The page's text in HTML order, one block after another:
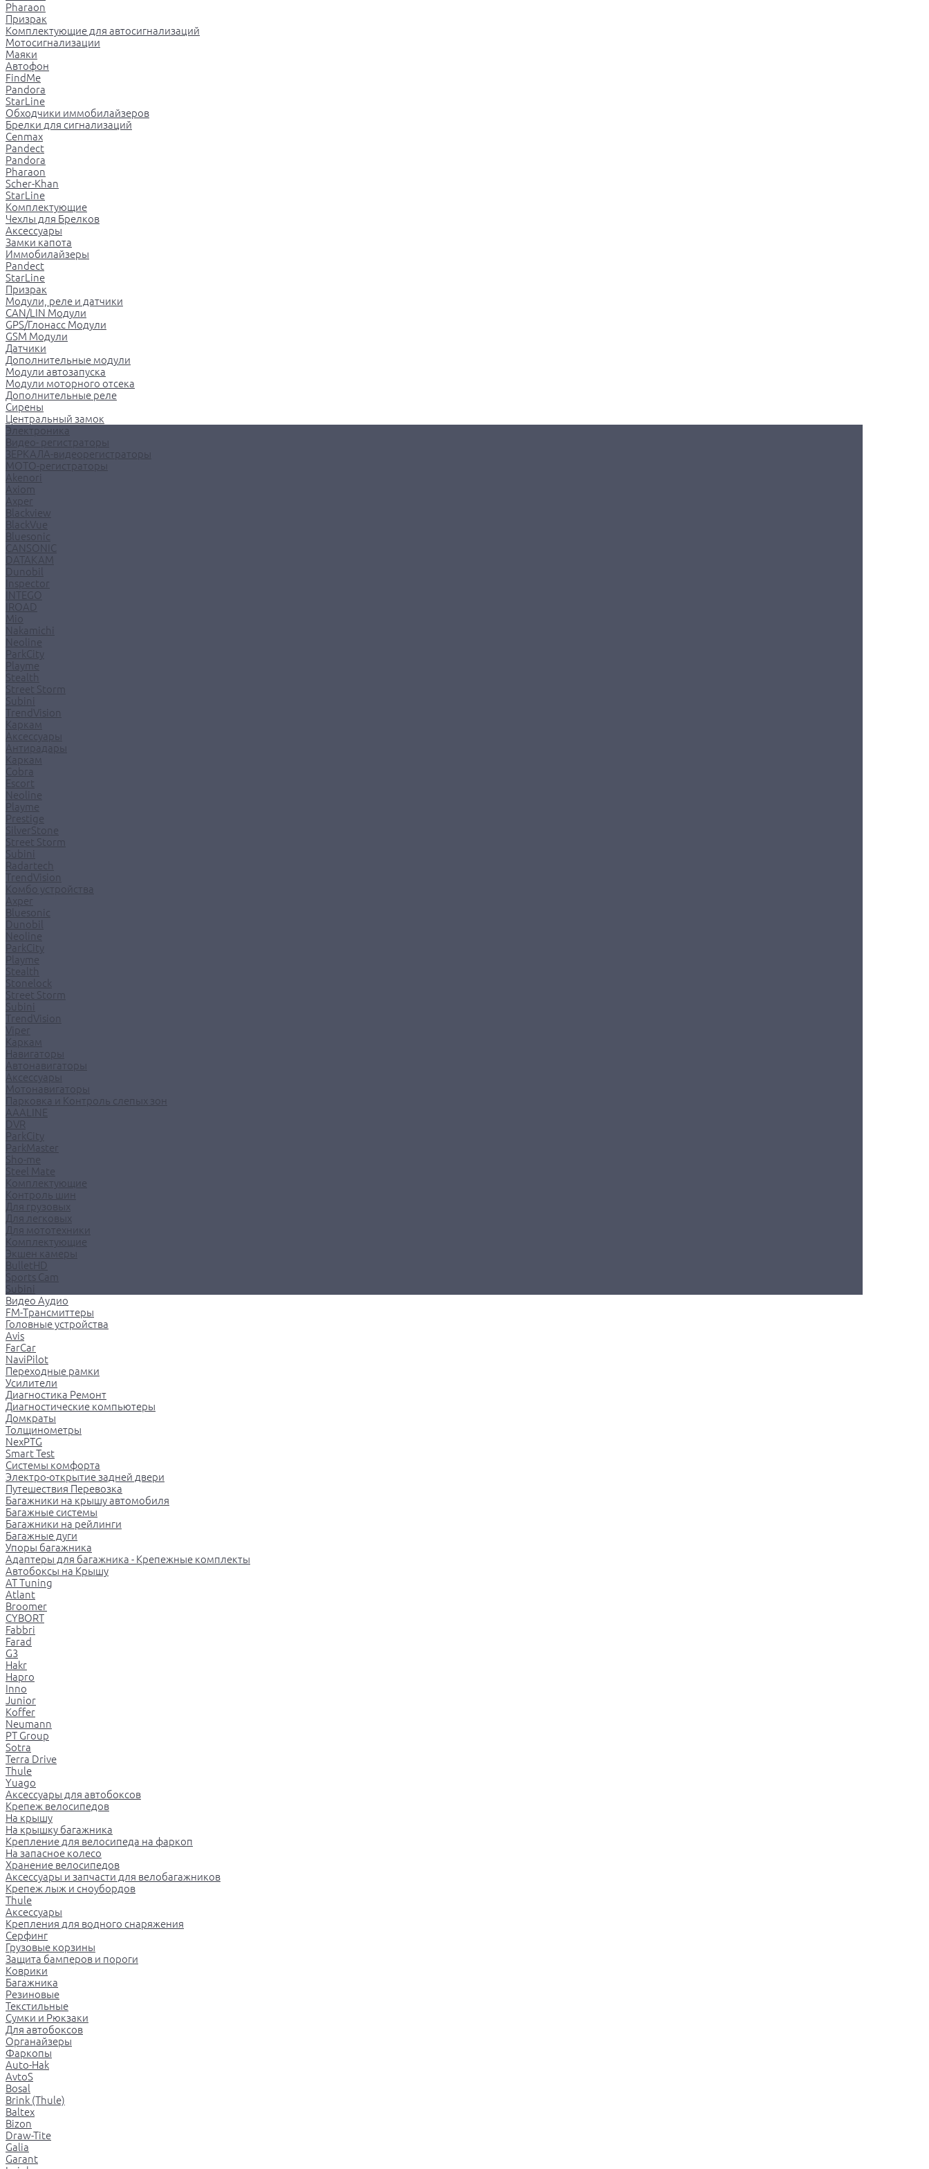
Pharaon
Призрак
Комплектующие для автосигнализаций
Мотосигнализации
Маяки
Автофон
FindMe
Pandora
StarLine
Обходчики иммобилайзеров
Брелки для сигнализаций
Cenmax
Pandect
Pandora
Pharaon
Scher-Khan
StarLine
Комплектующие
Чехлы для Брелков
Аксессуары
Замки капота
Иммобилайзеры
Pandect
StarLine
Призрак
Модули, реле и датчики
CAN/LIN Модули
GPS/Глонасс Модули
GSM Модули
Датчики
Дополнительные модули
Модули автозапуска
Модули моторного отсека
Дополнительные реле
Сирены
Центральный замок
Электроника
Видео- регистраторы
ЗЕРКАЛА-видеорегистраторы
МОТО-регистраторы
Akenori
Axiom
Axper
Blackview
BlackVue
Bluesonic
CANSONIC
DATAKAM
Dunobil
Inspector
INTEGO
IROAD
Mio
Nakamichi
Neoline
ParkCity
Playme
Stealth
Street Storm
Subini
TrendVision
Каркам
Аксессуары
Антирадары
Каркам
Cobra
Escort
Neoline
Playme
Prestige
SilverStone
Street Storm
Subini
Radartech
TrendVision
Комбо устройства
Axper
Bluesonic
Dunobil
Neoline
ParkCity
Playme
Stealth
Stonelock
Street Storm
Subini
TrendVision
Viper
Каркам
Навигаторы
Автонавигаторы
Аксессуары
Мотонавигаторы
Парковка и Контроль слепых зон
AAALINE
DVR
ParkCity
ParkMaster
Sho-me
Steel Mate
Комплектующие
Контроль шин
Для грузовых
Для легковых
Для мототехники
Комплектующие
Экшен камеры
BulletHD
Sports Cam
Subini
Видео Аудио
FM-Трансмиттеры
Головные устройства
Avis
FarCar
NaviPilot
Переходные рамки
Усилители
Диагностика Ремонт
Диагностические компьютеры
Домкраты
Толщинометры
NexPTG
Smart Test
Системы комфорта
Электро-открытие задней двери
Путешествия Перевозка
Багажники на крышу автомобиля
Багажные системы
Багажники на рейлинги
Багажные дуги
Упоры багажника
Адаптеры для багажника - Крепежные комплекты
Автобоксы на Крышу
AT Tuning
Atlant
Broomer
CYBORT
Fabbri
Farad
G3
Hakr
Hapro
Inno
Junior
Koffer
Neumann
PT Group
Sotra
Terra Drive
Thule
Yuago
Аксессуары для автобоксов
Крепеж велосипедов
На крышу
На крышку багажника
Крепление для велосипеда на фаркоп
На запасное колесо
Хранение велосипедов
Аксессуары и запчасти для велобагажников
Крепеж лыж и сноубордов
Thule
Аксессуары
Крепления для водного снаряжения
Серфинг
Грузовые корзины
Защита бамперов и пороги
Коврики
Багажника
Резиновые
Текстильные
Сумки и Рюкзаки
Для автобоксов
Органайзеры
Фаркопы
Auto-Hak
AvtoS
Bosal
Brink (Thule)
Baltex
Bizon
Draw-Tite
Galia
Garant